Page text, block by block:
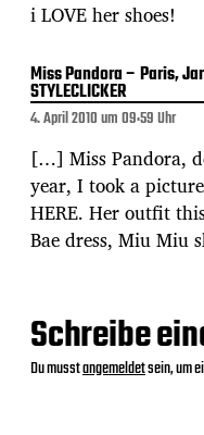
i LOVE her shoes!
Miss Pandora – Paris,
STYLECLICKER
4. April 2010 um 09:59 Uhr
[…] Miss Pandora,
year, I took a
HERE. Her outfit
Bae dress, Miu Miu
Schreibe
Du musstangemeldetsein, um